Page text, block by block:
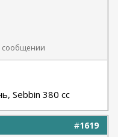
сообщении
Sebbin 380 cc
#1619